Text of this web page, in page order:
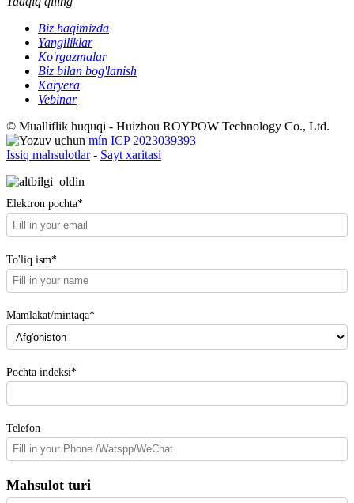
Biz haqimizda
Yangiliklar
Ko'rgazmalar
Biz bilan bog'lanish
Karyera
Vebinar
© Mualliflik huquqi - Huizhou ROYPOW Technology Co., Ltd.
mín ICP 2023039393
Issiq mahsulotlar- Sayt xaritasi
Elektron pochta*
To'liq ism*
Mamlakat/mintaqa*
Pochta indeksi*
Telefon
Mahsulot turi